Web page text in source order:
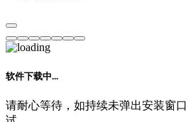
软件下载中...
请耐心等待，如持续未弹出安装窗